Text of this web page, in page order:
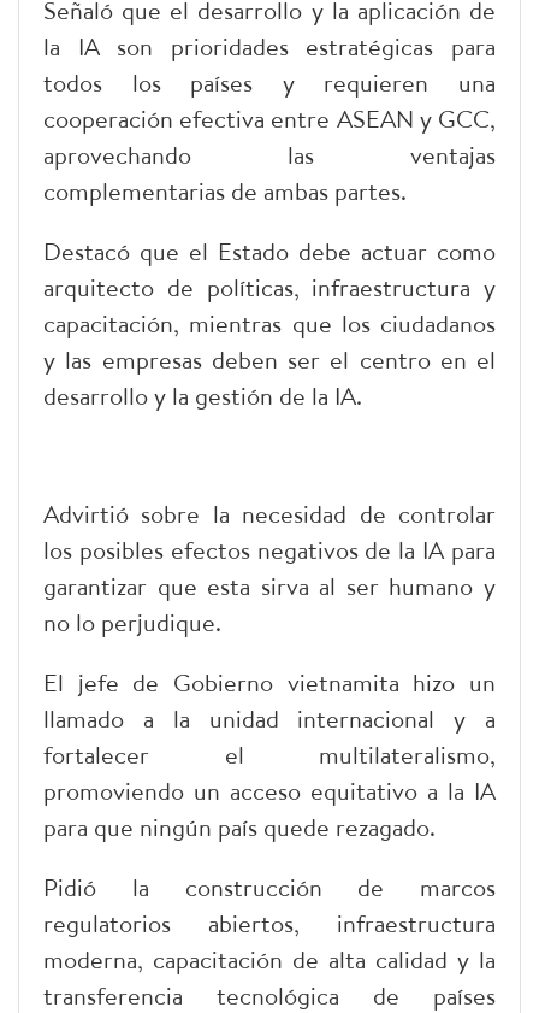
Señaló que el desarrollo y la aplicación de
la IA son prioridades estratégicas para
todos los países y requieren una
cooperación efectiva entre ASEAN y GCC,
aprovechando las ventajas
complementarias de ambas partes.
Destacó que el Estado debe actuar como
arquitecto de políticas, infraestructura y
capacitación, mientras que los ciudadanos
y las empresas deben ser el centro en el
desarrollo y la gestión de la IA.
Advirtió sobre la necesidad de controlar
los posibles efectos negativos de la IA para
garantizar que esta sirva al ser humano y
no lo perjudique.
El jefe de Gobierno vietnamita hizo un
llamado a la unidad internacional y a
fortalecer el multilateralismo,
promoviendo un acceso equitativo a la IA
para que ningún país quede rezagado.
Pidió la construcción de marcos
regulatorios abiertos, infraestructura
moderna, capacitación de alta calidad y la
transferencia tecnológica de países